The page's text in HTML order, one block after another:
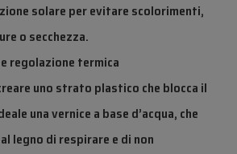
solareper evitare scolorimenti,
o secchezza.
regolazione termica
uno strato plastico che blocca il
una vernice a base d’acqua, che
legno di respirare e di non